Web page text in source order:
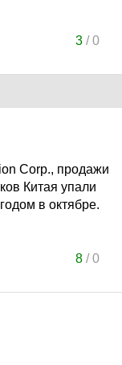
3/0
Corp., продажи
Китая упали
в октябре.
8/0